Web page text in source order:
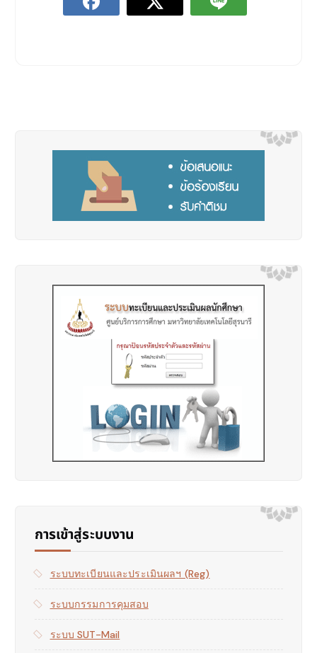
การเข้าสู่ระบบงาน
ระบบทะเบียนและประเมินผลฯ (reg)
ระบบกรรมการคุมสอบ
ระบบ SUT-Mail